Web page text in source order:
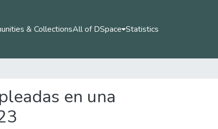
& CollectionsAll of DSpace Statistics
en una